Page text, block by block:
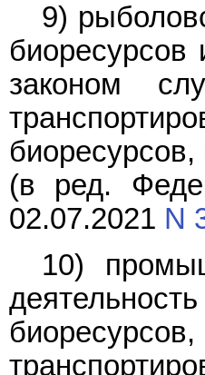
9)
законом
(в ред.
02.07.2021 N
10)